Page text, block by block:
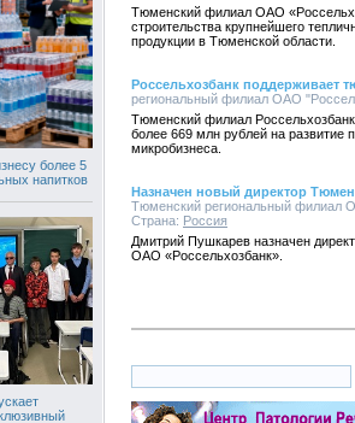
более 5
напитков
Тюменский филиал ОАО
строительства крупнейшего
продукции в Тюменской области.
Россельхозбанк поддерживает
региональный филиал ОАО
Тюменский филиал
более 669 млн рублей на развитие
микробизнеса.
Назначен новый директор
Тюменский региональный филиал
Страна: Россия
Дмитрий Пушкарев назначен
ОАО «Россельхозбанк».